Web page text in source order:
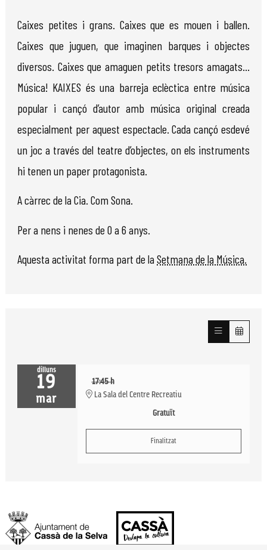
Caixes petites i grans. Caixes que es mouen i ballen.
Caixes que juguen, que imaginen barques i objectes
diversos. Caixes que amaguen petits tresors amagats...
Música! KAIXES és una barreja eclèctica entre música
popular i cançó d’autor amb música original creada
especialment per aquest espectacle. Cada cançó esdevé
un joc a través del teatre d’objectes, on els instruments
hi tenen un paper protagonista.
A càrrec de la Cia. Com Sona.
Per a nens i nenes de 0 a 6 anys.
Aquesta activitat forma part de laSetmana de la Música.
dilluns
19
mar
17:45 h
La Sala del Centre Recreatiu
Gratuït
Finalitzat